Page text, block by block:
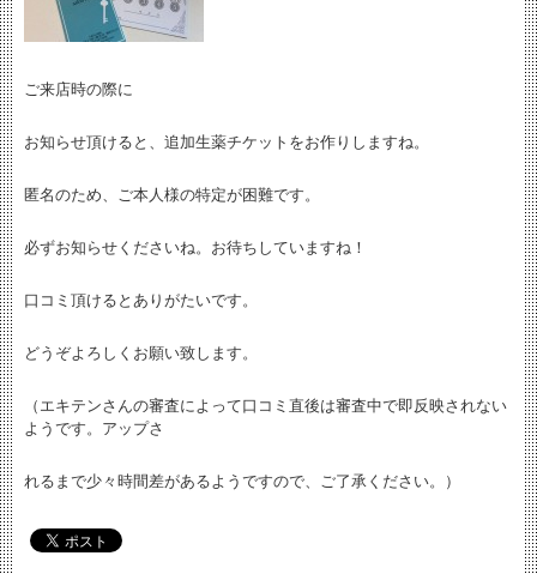
ご来店時の際に
お知らせ頂けると、追加生薬チケットをお作りしますね。
匿名のため、ご本人様の特定が困難です。
必ずお知らせくださいね。お待ちしていますね！
口コミ頂けるとありがたいです。
どうぞよろしくお願い致します。
（エキテンさんの審査によって口コミ直後は審査中で即反映されない
ようです。アップさ
れるまで少々時間差があるようですので、ご了承ください。）